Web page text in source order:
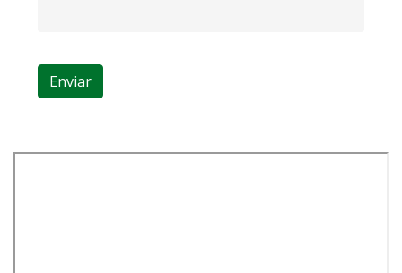
Enviar